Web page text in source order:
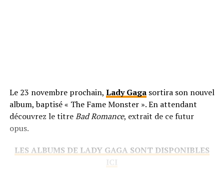
Le 23 novembre prochain, Lady Gagasortira son nouvel
album, baptisé « The Fame Monster ». En attendant
découvrez le titreBad Romance, extrait de ce futur
opus.
LES ALBUMS DE LADY GAGA SONT DISPONIBLES